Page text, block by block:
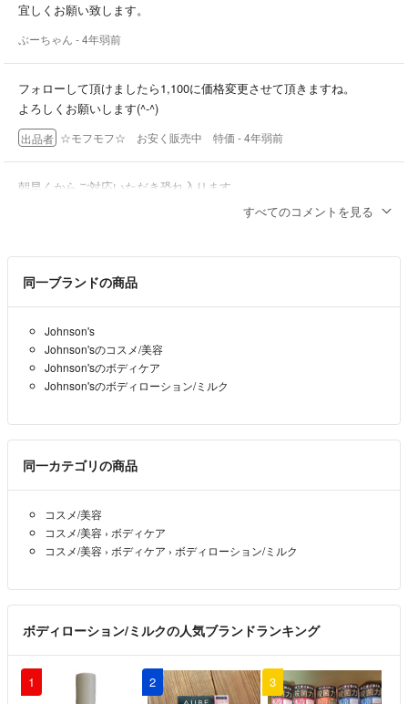
※尚 このような事のないように以後確認して出品発送していきます。
宜しくお願い致します。
ぶーちゃん - 4年弱前
フォローして頂けましたら1,100に価格変更させて頂きますね。
よろしくお願いします(^-^)
出品者 ☆モフモフ☆ お安く販売中 特価 - 4年弱前
朝早くからご対応いただき恐れ入ります。
ぶーちゃん- 4年弱前
1,200円でしたら大丈夫ですよ。
出品者 ☆モフモフ☆ お安く販売中 特価
初めまして お早う御座います。
しょうか？ 出品されたばかりなのに申し訳ございませんが宜しくお
願い致します。
ぶーちゃん - 4年弱前
すべてのコメントを見る
同一ブランドの商品
Johnson's
Johnson'sのコスメ/美容
Johnson'sのボディケア
Johnson'sのボディローション/ミルク
同一カテゴリの商品
コスメ/美容
コスメ/美容 › ボディケア
コスメ/美容 › ボディケア › ボディローション/ミルク
ボディローション/ミルクの人気ブランドランキング
1 2 3